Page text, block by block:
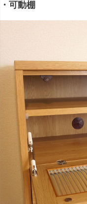
・可動棚